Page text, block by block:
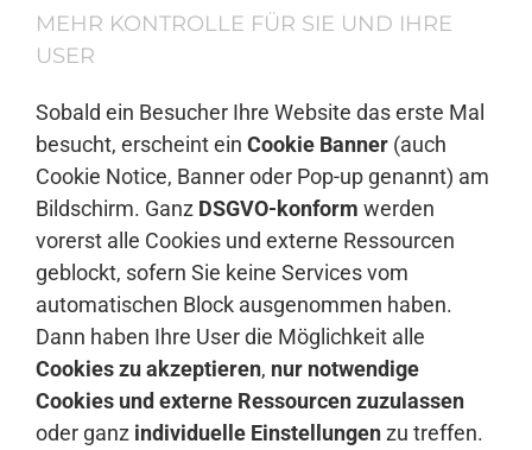
MEHR KONTROLLE FÜR SIE UND IHRE
USER
Sobald ein Besucher Ihre Website das erste Mal
besucht, erscheint ein Cookie Banner (auch
Cookie Notice, Banner oder Pop-up genannt) am
Bildschirm. Ganz DSGVO-konform werden
vorerst alle Cookies und externe Ressourcen
geblockt, sofern Sie keine Services vom
automatischen Block ausgenommen haben.
Dann haben Ihre User die Möglichkeit alle
Cookies zu akzeptieren, nur notwendige
Cookies und externe Ressourcen zuzulassen
oder ganz individuelle Einstellungenzu treffen.